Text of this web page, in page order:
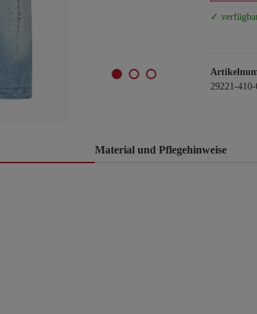
✓
29221-
Material und Pflegehinweise